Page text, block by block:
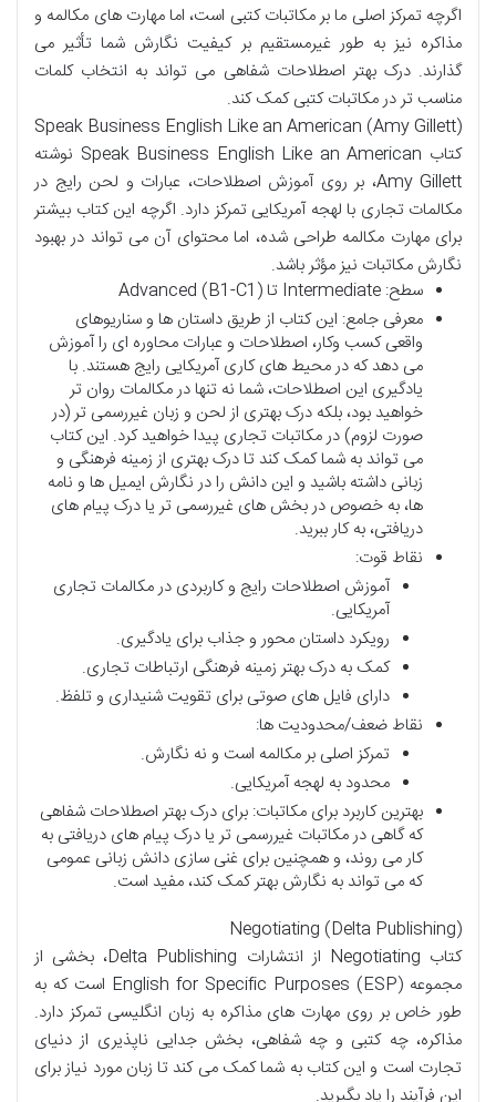
اگرچه تمرکز اصلی ما بر مکاتبات کتبی است، اما مهارت های مکالمه و
مذاکره نیز به طور غیرمستقیم بر کیفیت نگارش شما تأثیر می
گذارند. درک بهتر اصطلاحات شفاهی می تواند به انتخاب کلمات
مناسب تر در مکاتبات کتبی کمک کند.
Speak Business English Like an American (Amy Gillett)
کتاب Speak Business English Like an American نوشته
Amy Gillett، بر روی آموزش اصطلاحات، عبارات و لحن رایج در
مکالمات تجاری با لهجه آمریکایی تمرکز دارد. اگرچه این کتاب بیشتر
برای مهارت مکالمه طراحی شده، اما محتوای آن می تواند در بهبود
نگارش مکاتبات نیز مؤثر باشد.
سطح: Intermediate تا Advanced (B1-C1)
معرفی جامع: این کتاب از طریق داستان ها و سناریوهای
واقعی کسب وکار، اصطلاحات و عبارات محاوره ای را آموزش
می دهد که در محیط های کاری آمریکایی رایج هستند. با
یادگیری این اصطلاحات، شما نه تنها در مکالمات روان تر
خواهید بود، بلکه درک بهتری از لحن و زبان غیررسمی تر (در
صورت لزوم) در مکاتبات تجاری پیدا خواهید کرد. این کتاب
می تواند به شما کمک کند تا درک بهتری از زمینه فرهنگی و
زبانی داشته باشید و این دانش را در نگارش ایمیل ها و نامه
ها، به خصوص در بخش های غیررسمی تر یا درک پیام های
دریافتی، به کار ببرید.
نقاط قوت:
آموزش اصطلاحات رایج و کاربردی در مکالمات تجاری
آمریکایی.
رویکرد داستان محور و جذاب برای یادگیری.
کمک به درک بهتر زمینه فرهنگی ارتباطات تجاری.
دارای فایل های صوتی برای تقویت شنیداری و تلفظ.
نقاط ضعف/محدودیت ها:
تمرکز اصلی بر مکالمه است و نه نگارش.
محدود به لهجه آمریکایی.
بهترین کاربرد برای مکاتبات: برای درک بهتر اصطلاحات شفاهی
که گاهی در مکاتبات غیررسمی تر یا درک پیام های دریافتی به
کار می روند، و همچنین برای غنی سازی دانش زبانی عمومی
که می تواند به نگارش بهتر کمک کند، مفید است.
Negotiating (Delta Publishing)
کتاب Negotiating از انتشارات Delta Publishing، بخشی از
مجموعه English for Specific Purposes (ESP) است که به
طور خاص بر روی مهارت های مذاکره به زبان انگلیسی تمرکز دارد.
مذاکره، چه کتبی و چه شفاهی، بخش جدایی ناپذیری از دنیای
تجارت است و این کتاب به شما کمک می کند تا زبان مورد نیاز برای
این فرآیند را یاد بگیرید.